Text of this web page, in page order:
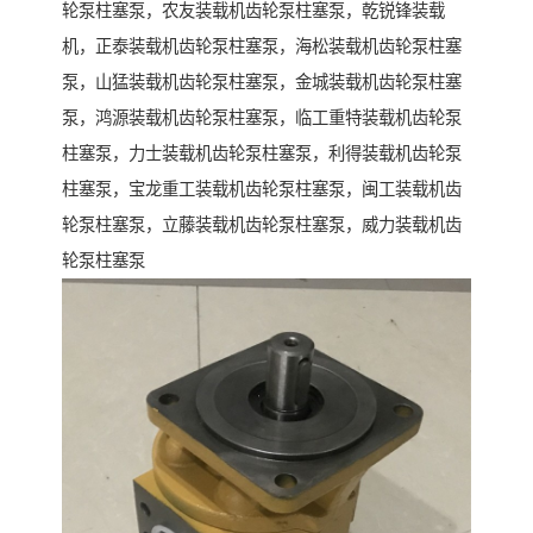
轮泵柱塞泵，农友装载机齿轮泵柱塞泵，乾锐锋装载
机，正泰装载机齿轮泵柱塞泵，海松装载机齿轮泵柱塞
泵，山猛装载机齿轮泵柱塞泵，金城装载机齿轮泵柱塞
泵，鸿源装载机齿轮泵柱塞泵，临工重特装载机齿轮泵
柱塞泵，力士装载机齿轮泵柱塞泵，利得装载机齿轮泵
柱塞泵，宝龙重工装载机齿轮泵柱塞泵，闽工装载机齿
轮泵柱塞泵，立藤装载机齿轮泵柱塞泵，威力装载机齿
轮泵柱塞泵